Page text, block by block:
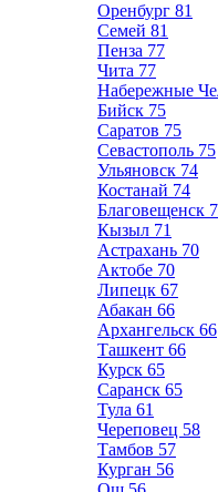
Оренбург 81
Семей 81
Пенза 77
Чита 77
Набережные
Бийск 75
Саратов 75
Севастополь 75
Ульяновск 74
Костанай 74
Благовещенск
Кызыл 71
Астрахань 70
Актобе 70
Липецк 67
Абакан 66
Архангельск 66
Ташкент 66
Курск 65
Саранск 65
Тула 61
Череповец 58
Тамбов 57
Курган 56